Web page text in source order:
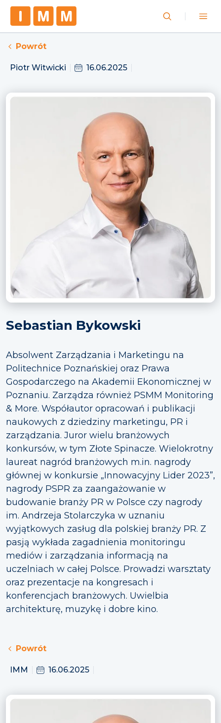
Powrót
Piotr Witwicki 16.06.2025
Sebastian Bykowski
Absolwent Zarządzania i Marketingu na
Politechnice Poznańskiej oraz Prawa
Gospodarczego na Akademii Ekonomicznej w
Poznaniu. Zarządza również PSMM Monitoring
& More. Współautor opracowań i publikacji
naukowych z dziedziny marketingu, PR i
zarządzania. Juror wielu branżowych
konkursów, w tym Złote Spinacze. Wielokrotny
laureat nagród branżowych m.in. nagrody
głównej w konkursie „Innowacyjny Lider 2023”,
nagrody PSPR za zaangażowanie w
budowanie branży PR w Polsce czy nagrody
im. Andrzeja Stolarczyka w uznaniu
wyjątkowych zasług dla polskiej branży PR. Z
pasją wykłada zagadnienia monitoringu
mediów i zarządzania informacją na
uczelniach w całej Polsce. Prowadzi warsztaty
oraz prezentacje na kongresach i
konferencjach branżowych. Uwielbia
architekturę, muzykę i dobre kino.
Powrót
IMM 16.06.2025